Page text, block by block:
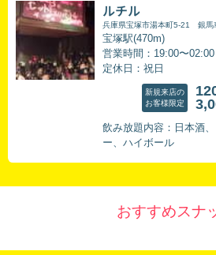
ルチル
兵庫県宝塚市湯本町5-21 銀馬
宝塚駅(470m)
営業時間：19:00〜02:00
定休日：祝日
新規来店の
お客様限定
飲み放題内容：日本酒
ー、ハイボール
おすすめスナ